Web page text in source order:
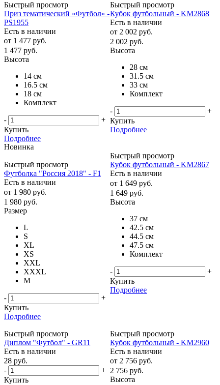
Быстрый просмотр
Приз тематический «Футбол» -
PS1955
Есть в наличии
от 1 477 руб.
1 477 руб.
Высота
14 см
16.5 см
18 см
Комплект
-
+
Купить
Подробнее
Быстрый просмотр
Кубок футбольный - KM2868
Есть в наличии
от 2 002 руб.
2 002 руб.
Высота
28 см
31.5 см
33 см
Комплект
-
+
Купить
Подробнее
Новинка
Быстрый просмотр
Футболка "Россия 2018" - F1
Есть в наличии
от 1 980 руб.
1 980 руб.
Размер
L
S
XL
XS
XXL
XXXL
М
-
+
Купить
Подробнее
Быстрый просмотр
Кубок футбольный - KM2867
Есть в наличии
от 1 649 руб.
1 649 руб.
Высота
37 см
42.5 см
44.5 см
47.5 см
Комплект
-
+
Купить
Подробнее
Быстрый просмотр
Диплом "Футбол" - GR11
Есть в наличии
28 руб.
-
+
Купить
Быстрый просмотр
Кубок футбольный - KM2960
Есть в наличии
от 2 756 руб.
2 756 руб.
Высота